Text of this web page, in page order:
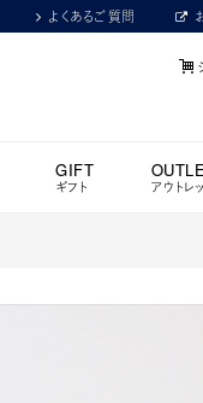
よくあるご質問
GIFT
ギフト アウトレ